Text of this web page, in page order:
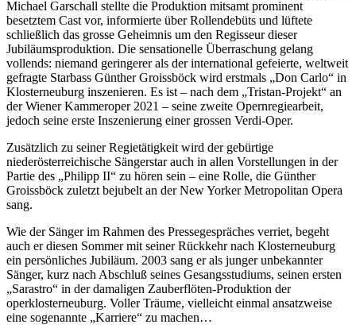
Michael Garschall stellte die Produktion mitsamt prominent
besetztem Cast vor, informierte über Rollendebüts und lüftete
schließlich das grosse Geheimnis um den Regisseur dieser
Jubiläumsproduktion. Die sensationelle Überraschung gelang
vollends: niemand geringerer als der international gefeierte, weltweit
gefragte Starbass Günther Groissböck wird erstmals „Don Carlo“ in
Klosterneuburg inszenieren. Es ist – nach dem „Tristan-Projekt“ an
der Wiener Kammeroper 2021 – seine zweite Opernregiearbeit,
jedoch seine erste Inszenierung einer grossen Verdi-Oper.
Zusätzlich zu seiner Regietätigkeit wird der gebürtige
niederösterreichische Sängerstar auch in allen Vorstellungen in der
Partie des „Philipp II“ zu hören sein – eine Rolle, die Günther
Groissböck zuletzt bejubelt an der New Yorker Metropolitan Opera
sang.
Wie der Sänger im Rahmen des Pressegespräches verriet, begeht
auch er diesen Sommer mit seiner Rückkehr nach Klosterneuburg
ein persönliches Jubiläum. 2003 sang er als junger unbekannter
Sänger, kurz nach Abschluß seines Gesangsstudiums, seinen ersten
„Sarastro“ in der damaligen Zauberflöten-Produktion der
operklosterneuburg. Voller Träume, vielleicht einmal ansatzweise
eine sogenannte „Karriere“ zu machen…